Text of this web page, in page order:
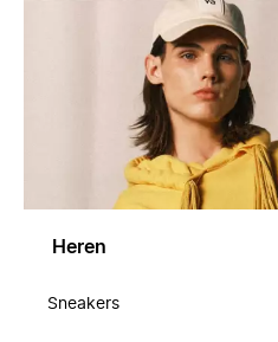
Heren
Sneakers